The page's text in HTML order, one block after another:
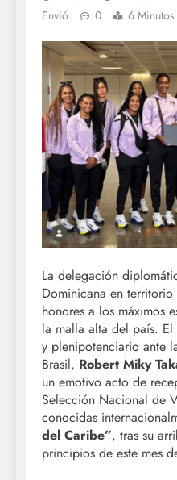
Envió
0 6 Minutos
La delegación
Dominicana en
honores a los máximos
la malla alta del país.
y plenipotenciario ante
Brasil, Robert Miky
un emotivo acto de
Selección Nacional de
conocidas
del Caribe”, tras su
principios de este mes